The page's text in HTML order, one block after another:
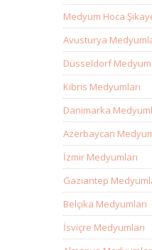
Medyum Hoca
Avusturya
Düsseldorf
Kıbrıs Medyumları
Danimarka
Azerbaycan
İzmir Medyumları
Gaziantep
Belçika Medyumları
İsviçre Medyumları